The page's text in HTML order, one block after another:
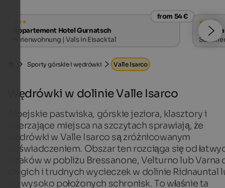
from 54 €
Appartement Hotel Gurnatsch
Ferienwohnung | Vals in Eisacktal
s
Sporty górskie i wędrówki Valle Isarco
Wędrówki w dolinie Valle Isarco
Alpejskie pastwiska, górskie jeziora, klasztory i
uderzające miejsca na szczytach sprawiają, że
wędrówki w Valle Isarco są zróżnicowanym
doświadczeniem. Obszar ten rozciąga się od
szlaków w pobliżu Bressanone, Velturno lub Varna
długich i trudnych wycieczek w dolinie Ridnauntal
do wysoko położonych schronisk. To właśnie ta